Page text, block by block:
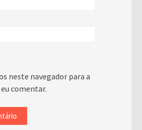
neste navegador para a
comentar.